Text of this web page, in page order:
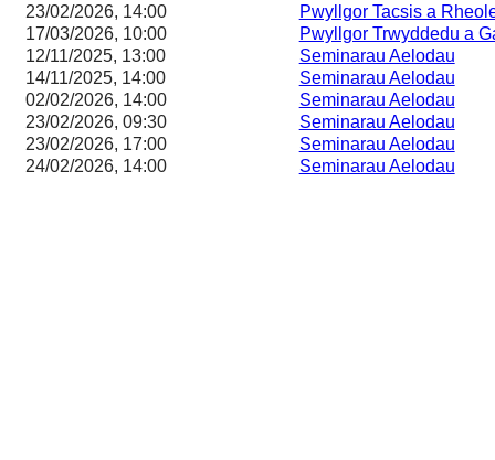
23/02/2026, 14:00
Pwyllgor Tacsis a
17/03/2026, 10:00
Pwyllgor Trwyddedu a
12/11/2025, 13:00
Seminarau Aelodau
14/11/2025, 14:00 Seminarau Aelodau
02/02/2026, 14:00 Seminarau Aelodau
23/02/2026, 09:30 Seminarau Aelodau
23/02/2026, 17:00 Seminarau Aelodau
24/02/2026, 14:00 Seminarau Aelodau